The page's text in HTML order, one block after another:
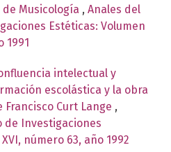
Musicología , Anales del
Estéticas: Volumen
1991
intelectual y
escolástica y la obra
Curt Lange ,
Investigaciones
número 63, año 1992